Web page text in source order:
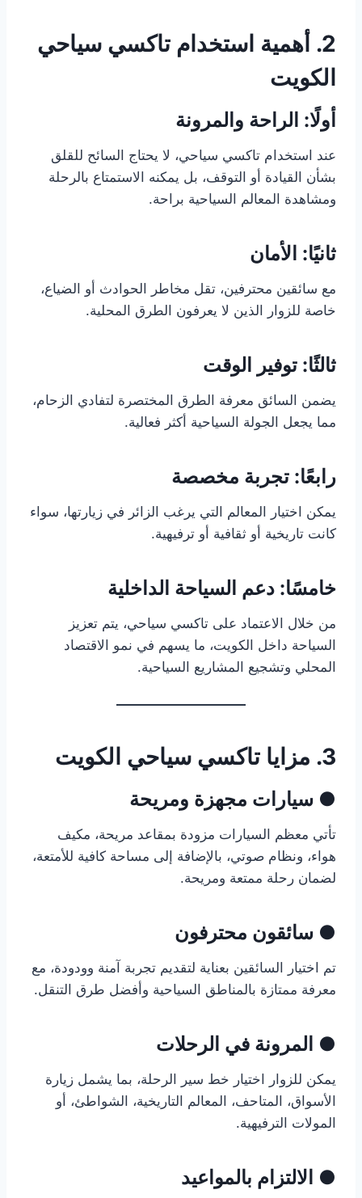
2. أهمية استخدام تاكسي سياحي
الكويت
أولًا: الراحة والمرونة
عند استخدام تاكسي سياحي، لا يحتاج السائح للقلق
بشأن القيادة أو التوقف، بل يمكنه الاستمتاع بالرحلة
ومشاهدة المعالم السياحية براحة.
ثانيًا: الأمان
مع سائقين محترفين، تقل مخاطر الحوادث أو الضياع،
خاصة للزوار الذين لا يعرفون الطرق المحلية.
ثالثًا: توفير الوقت
يضمن السائق معرفة الطرق المختصرة لتفادي الزحام،
مما يجعل الجولة السياحية أكثر فعالية.
رابعًا: تجربة مخصصة
يمكن اختيار المعالم التي يرغب الزائر في زيارتها، سواء
كانت تاريخية أو ثقافية أو ترفيهية.
خامسًا: دعم السياحة الداخلية
من خلال الاعتماد على تاكسي سياحي، يتم تعزيز
السياحة داخل الكويت، ما يسهم في نمو الاقتصاد
المحلي وتشجيع المشاريع السياحية.
3. مزايا تاكسي سياحي الكويت
● سيارات مجهزة ومريحة
تأتي معظم السيارات مزودة بمقاعد مريحة، مكيف
هواء، ونظام صوتي، بالإضافة إلى مساحة كافية للأمتعة،
لضمان رحلة ممتعة ومريحة.
● سائقون محترفون
تم اختيار السائقين بعناية لتقديم تجربة آمنة وودودة، مع
معرفة ممتازة بالمناطق السياحية وأفضل طرق التنقل.
● المرونة في الرحلات
يمكن للزوار اختيار خط سير الرحلة، بما يشمل زيارة
الأسواق، المتاحف، المعالم التاريخية، الشواطئ، أو
المولات الترفيهية.
● الالتزام بالمواعيد